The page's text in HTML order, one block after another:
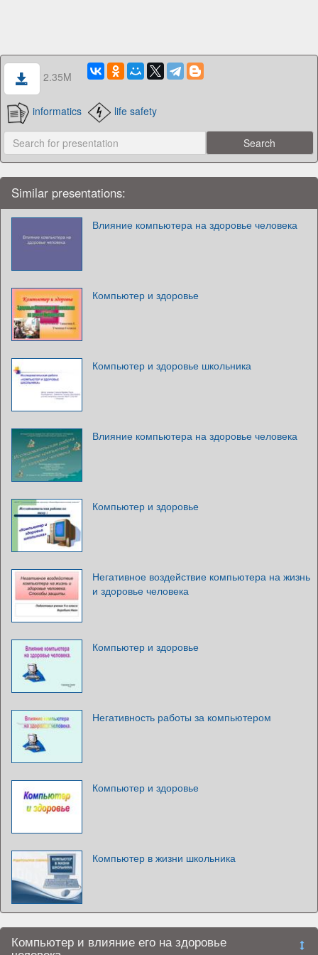
2.35M
informatics life safety
Similar presentations:
Влияние компьютера на здоровье человека
Компьютер и здоровье
Компьютер и здоровье школьника
Влияние компьютера на здоровье человека
Компьютер и здоровье
Негативное воздействие компьютера на жизнь
и здоровье человека
Компьютер и здоровье
Негативность работы за компьютером
Компьютер и здоровье
Компьютер в жизни школьника
Компьютер и влияние его на здоровье